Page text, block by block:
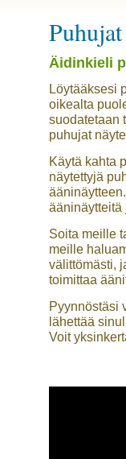
Puhujat
Äidinkieli
Löytääksesi
oikealta
suodatetaan
puhujat
Käytä kahta
näytettyjä
ääninäytteitä
Soita meille
meille
välittömästi,
toimittaa
Pyynnöstäsi
lähettää
Voit